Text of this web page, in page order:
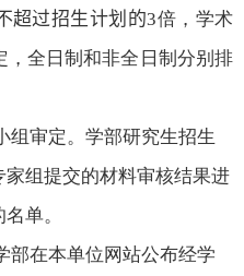
超过招生计划的3倍，学术
全日制和非全日制分别排
组审定。学部研究生招生
组提交的材料审核结果进
单。
部在本单位网站公布经学